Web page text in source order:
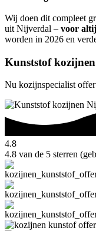
Wij doen dit compleet
uit Nijverdal – voor
worden in 2026 en
Kunststof
Nu kozijnspecialist
4.8
4.8 van de 5 sterren